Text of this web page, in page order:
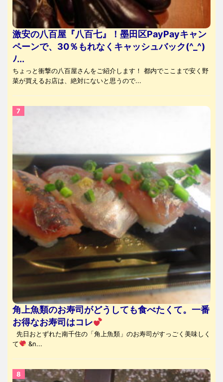
激安の八百屋『八百七』！墨田区PayPayキャン
ペーンで、30％もれなくキャッシュバック(^_^)
ﾉ...
ちょっと衝撃の八百屋さんをご紹介します！ 都内でここまで安く野
菜が買えるお店は、絶対にないと思うので...
角上魚類のお寿司がどうしても食べたくて。一番
お得なお寿司はコレ
先日おとずれた南千住の「角上魚類」のお寿司がすっごく美味しく
て
&n...